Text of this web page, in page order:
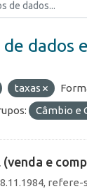
dados
taxas
Câmbio e
e